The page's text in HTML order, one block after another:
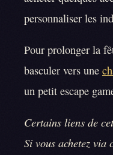
personnaliser les
Pour prolonger la
basculer vers une
un petit escape
Certains liens de
Si vous achetez via